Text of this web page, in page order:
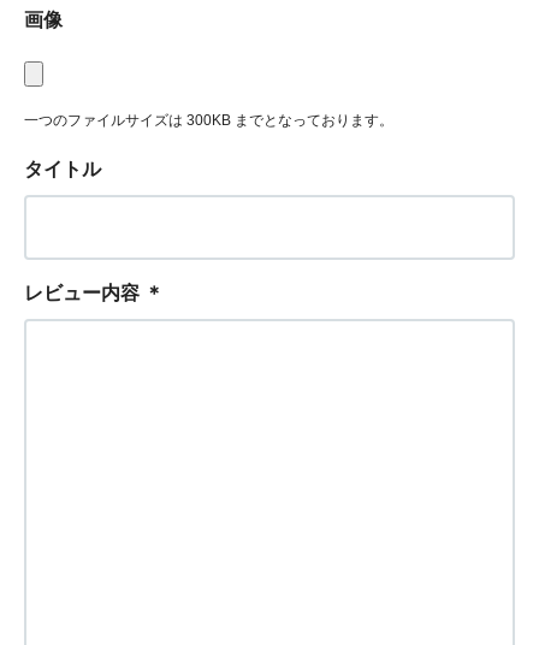
画像
一つのファイルサイズは 300KB までとなっております。
タイトル
レビュー内容 ＊